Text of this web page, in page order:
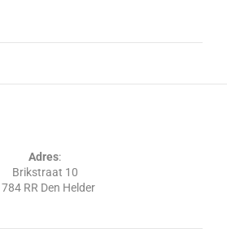
Adres:
Brikstraat 10
RR Den Helder